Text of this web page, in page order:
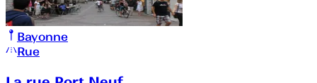
Bayonne
Rue